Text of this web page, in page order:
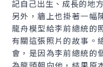
記自己出生、成長的地
另外，牆上也掛著一幅
龍舟模型給李前總統的
有關這張照片的故事。
會，是因為李前總統的